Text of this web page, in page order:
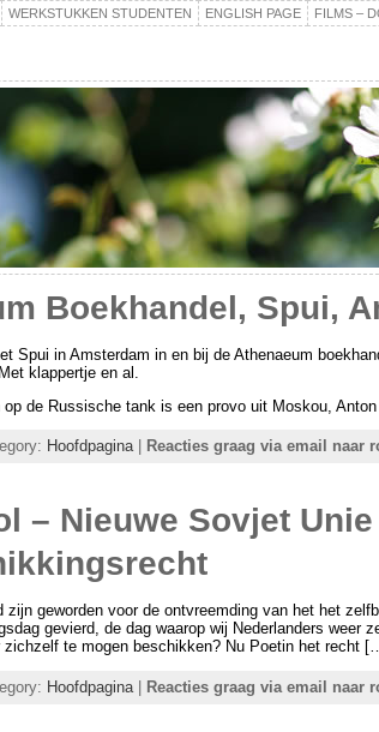
WERKSTUKKEN STUDENTEN ENGLISH PAGE FILMS –
Boekhandel, Spui,
Spui in Amsterdam in en bij de Athenaeum
klappertje en al.
op de Russische tank is een provo uit Moskou,
Hoofdpagina| Reacties graag via email naar
– Nieuwe Sovjet
zijn geworden voor de ontvreemding van het het
gevierd, de dag waarop wij Nederlanders weer
te mogen beschikken? Nu Poetin het recht
Hoofdpagina| Reacties graag via email naar